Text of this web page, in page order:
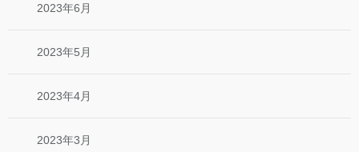
2023年6月
2023年5月
2023年4月
2023年3月